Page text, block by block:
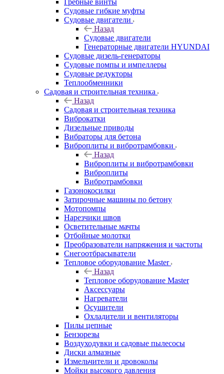
Гребные винты
Судовые гибкие муфты
Судовые двигатели
Назад
Судовые двигатели
Генераторные двигатели HYUNDAI
Судовые дизель-генераторы
Судовые помпы и импеллеры
Судовые редукторы
Теплообменники
Садовая и строительная техника
Назад
Садовая и строительная техника
Виброкатки
Дизельные приводы
Вибраторы для бетона
Виброплиты и вибротрамбовки
Назад
Виброплиты и вибротрамбовки
Виброплиты
Вибротрамбовки
Газонокосилки
Затирочные машины по бетону
Мотопомпы
Нарезчики швов
Осветительные мачты
Отбойные молотки
Преобразователи напряжения и частоты
Снегоотбрасыватели
Тепловое оборудование Master
Назад
Тепловое оборудование Master
Аксессуары
Нагреватели
Осушители
Охладители и вентиляторы
Пилы цепные
Бензорезы
Воздуходувки и садовые пылесосы
Диски алмазные
Измельчители и дровоколы
Мойки высокого давления